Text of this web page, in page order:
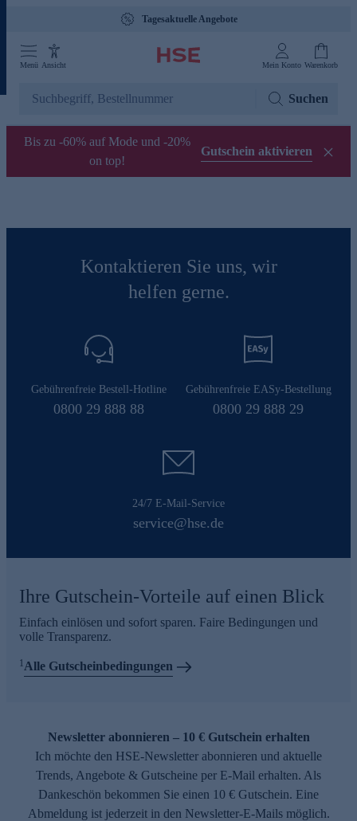
Tagesaktuelle Angebote
Menü Ansicht Mein Konto Warenkorb
Suchen
Bis zu -60% auf Mode und -20%
on top!
Gutschein aktivieren
Kontaktieren Sie uns, wir
helfen gerne.
Gebührenfreie Bestell-Hotline
0800 29 888 88
Gebührenfreie EASy-Bestellung
0800 29 888 29
24/7 E-Mail-Service
service@hse.de
Ihre Gutschein-Vorteile auf einen Blick
Einfach einlösen und sofort sparen. Faire Bedingungen und
volle Transparenz.
1Alle Gutscheinbedingungen
Newsletter abonnieren – 10 € Gutschein erhalten
Ich möchte den HSE-Newsletter abonnieren und aktuelle
Trends, Angebote & Gutscheine per E-Mail erhalten. Als
Dankeschön bekommen Sie einen 10 € Gutschein. Eine
Abmeldung ist jederzeit in den Newsletter-E-Mails möglich.